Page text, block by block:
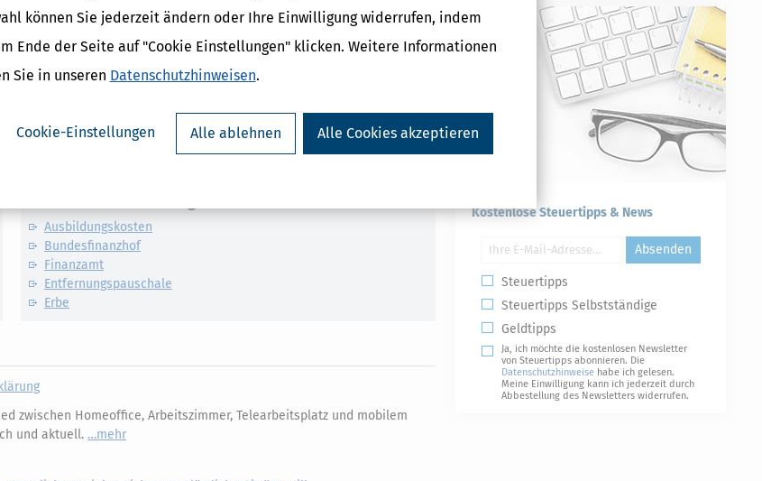
können Sie jederzeit ändern oder Ihre Einwilligung widerrufen, indem
Ende der Seite auf "Cookie Einstellungen" klicken. Weitere Informationen
Sie in unseren Datenschutzhinweisen.
Cookie-Einstellungen Alle ablehnen Alle Cookies akzeptieren
die Absetzbarkeit der Fahrtkosten allein auf den zeitlichen Umfang
Arbeitsverhältnis besteht oder nicht, ist nicht relevant.
Ausbildungskosten
Bundesfinanzhof
Finanzamt
Entfernungspauschale
Erbe
zwischen Homeoffice, Arbeitszimmer, Telearbeitsplatz und mobilem
und aktuell.
mehr
Kostenlose Steuertipps & News
Absenden
Steuertipps
Steuertipps Selbstständige
Geldtipps
Ja, ich möchte die kostenlosen Newsletter
von Steuertipps abonnieren. Die
Datenschutzhinweise habe ich gelesen.
Meine Einwilligung kann ich jederzeit durch
Abbestellung des Newsletters widerrufen.